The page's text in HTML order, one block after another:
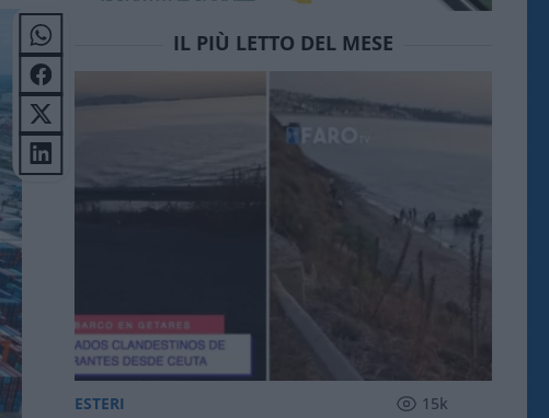
IL PIÙ LETTO DEL MESE
ESTERI 15k